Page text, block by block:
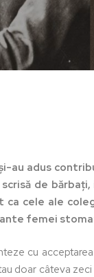
au adus
de
cele ale
femei
cu
doar câteva